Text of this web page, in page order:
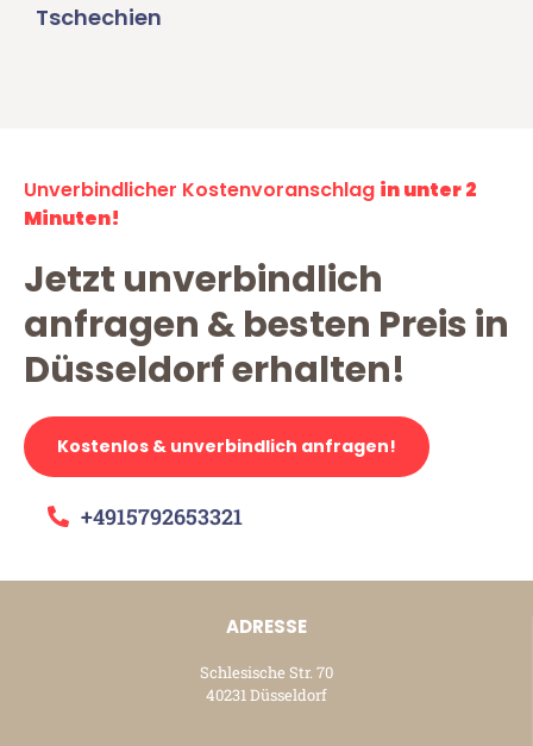
Tschechien
Unverbindlicher Kostenvoranschlag in unter 2
Minuten!
Jetzt unverbindlich
anfragen & besten Preis in
Düsseldorf erhalten!
Kostenlos & unverbindlich anfragen!
+4915792653321
ADRESSE
Schlesische Str. 70
40231 Düsseldorf